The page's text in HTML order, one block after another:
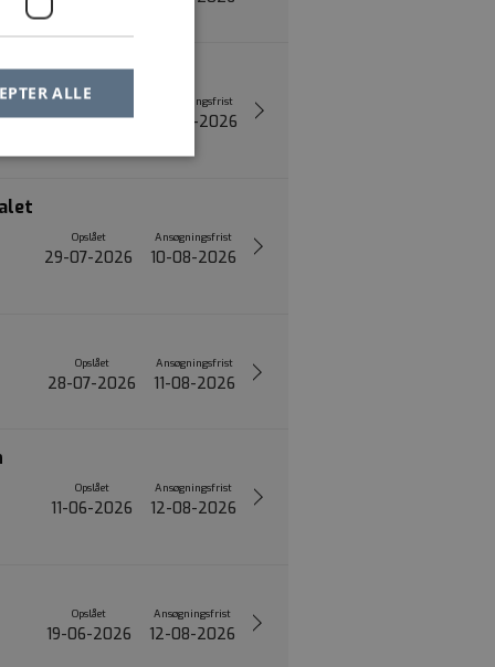
Opslået
29-07-2026
Ansøgningsfrist
10-08-2026
Opslået
29-07-2026
Ansøgningsfrist
10-08-2026
Opslået
28-07-2026
Ansøgningsfrist
11-08-2026
Opslået
11-06-2026
Ansøgningsfrist
12-08-2026
Opslået
19-06-2026
Ansøgningsfrist
12-08-2026
ALLE